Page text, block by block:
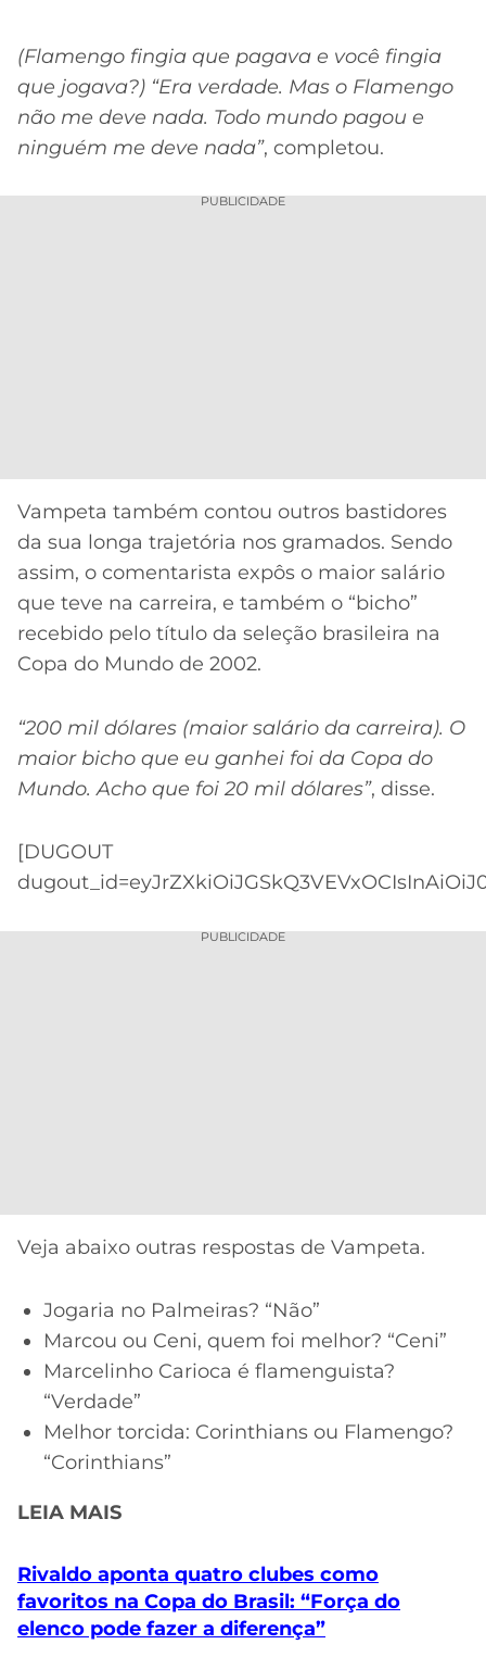
(Flamengo fingia que pagava e você fingia
que jogava?) “Era verdade. Mas o Flamengo
não me deve nada. Todo mundo pagou e
ninguém me deve nada”, completou.
PUBLICIDADE
Vampeta também contou outros bastidores
da sua longa trajetória nos gramados. Sendo
assim, o comentarista expôs o maior salário
que teve na carreira, e também o “bicho”
recebido pelo título da seleção brasileira na
Copa do Mundo de 2002.
“200 mil dólares (maior salário da carreira). O
maior bicho que eu ganhei foi da Copa do
Mundo. Acho que foi 20 mil dólares”, disse.
[DUGOUT
PUBLICIDADE
Veja abaixo outras respostas de Vampeta.
Jogaria no Palmeiras? “Não”
Marcou ou Ceni, quem foi melhor? “Ceni”
Marcelinho Carioca é flamenguista?
“Verdade”
Melhor torcida: Corinthians ou Flamengo?
“Corinthians”
LEIA MAIS
Rivaldo aponta quatro clubes como
favoritos na Copa do Brasil: “Força do
elenco pode fazer a diferença”